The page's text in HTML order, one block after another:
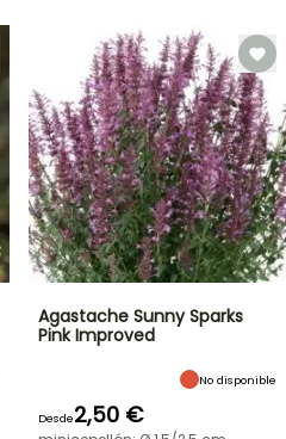
Agastache Sunny Sparks
Pink Improved
No disponible
Desde2,50 €